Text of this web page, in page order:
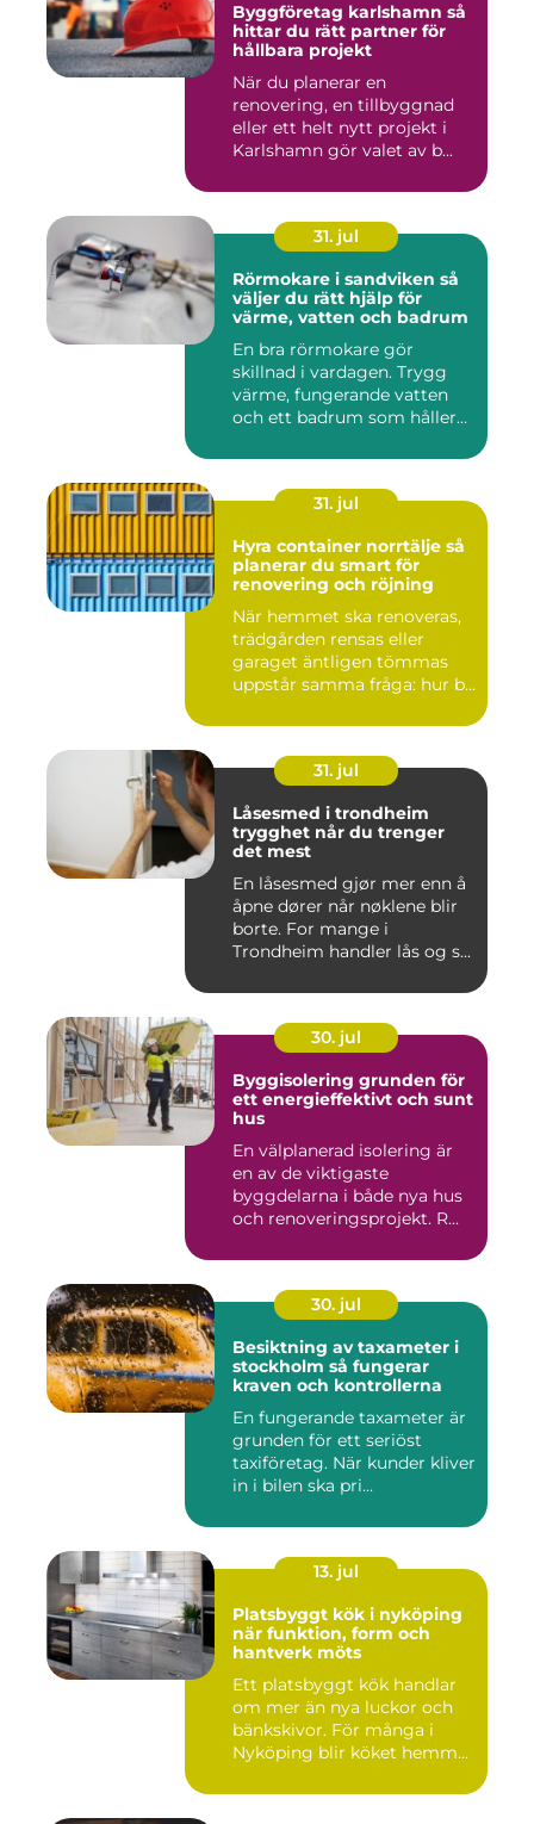
Byggföretag karlshamn så
hittar du rätt partner för
hållbara projekt
När du planerar en
renovering, en tillbyggnad
eller ett helt nytt projekt i
Karlshamn gör valet av b...
31. jul
Rörmokare i sandviken så
väljer du rätt hjälp för
värme, vatten och badrum
En bra rörmokare gör
skillnad i vardagen. Trygg
värme, fungerande vatten
och ett badrum som håller
31. jul
Hyra container norrtälje så
planerar du smart för
renovering och röjning
När hemmet ska renoveras,
trädgården rensas eller
garaget äntligen tömmas
uppstår samma fråga: hur b...
31. jul
Låsesmed i trondheim
trygghet når du trenger
det mest
En låsesmed gjør mer enn å
åpne dører når nøklene blir
borte. For mange i
Trondheim handler lås og s...
30. jul
Byggisolering grunden för
ett energieffektivt och sunt
hus
En välplanerad isolering är
en av de viktigaste
byggdelarna i både nya hus
och renoveringsprojekt. R...
30. jul
Besiktning av taxameter i
stockholm så fungerar
kraven och kontrollerna
En fungerande taxameter är
grunden för ett seriöst
taxiföretag. När kunder kliver
in i bilen ska pri...
13. jul
Platsbyggt kök i nyköping
när funktion, form och
hantverk möts
Ett platsbyggt kök handlar
om mer än nya luckor och
bänkskivor. För många i
Nyköping blir köket hemm...